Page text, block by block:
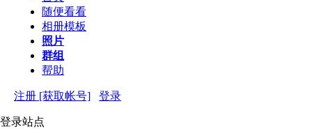
随便看看
相册模板
照片
群组
帮助
注册 [获取帐号] 登录
登录站点